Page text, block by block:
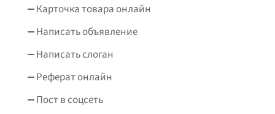
Карточка товара онлайн
Написать объявление
Написать слоган
Реферат онлайн
Пост в соцсеть